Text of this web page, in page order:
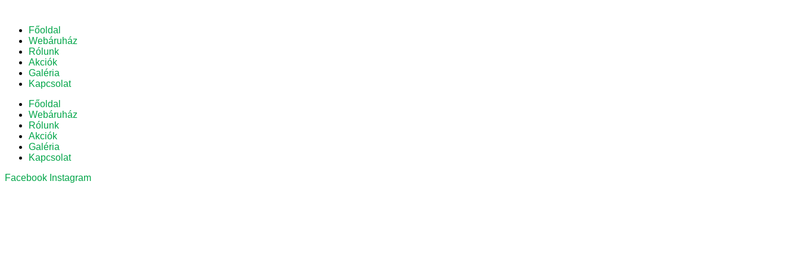
Főoldal
Webáruház
Rólunk
Akciók
Galéria
Kapcsolat
Főoldal
Webáruház
Rólunk
Akciók
Galéria
Kapcsolat
Facebook Instagram